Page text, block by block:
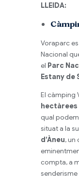
LLEIDA:
Voraparc
Nacional
el Parc
Estany de
El càmping
hectàrees
qual
situat a la
d’Àneu, un
compta, a